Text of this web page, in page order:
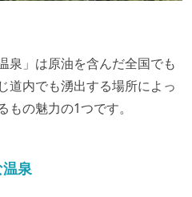
泉」は原油を含んだ全国でも
道内でも湧出する場所によっ
の魅力の1つです。
泉